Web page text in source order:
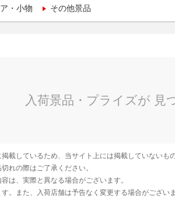
・小物 その他景品